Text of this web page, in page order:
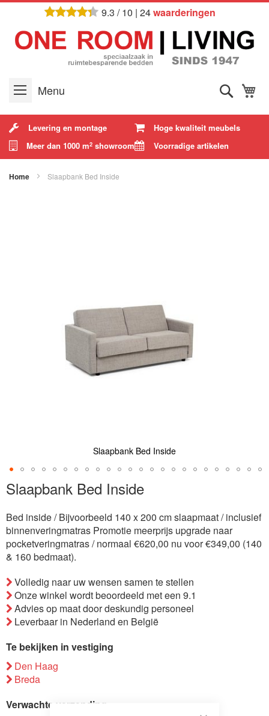
Ga
naar
de
inhoud
9.3 / 10 | 24waarderingen
Menu Zoek
Levering en montage
Hoge kwaliteit meubels
Meer dan 1000 m2 showroom Voorradige artikelen
Home Slaapbank Bed Inside
Slaapbank Bed Inside
Ga
naar
het
begin
van
de
afbeeldingen-
gallerij
Slaapbank Bed Inside
Bed inside / Bijvoorbeeld 140 x 200 cm slaapmaat / inclusief
binnenveringmatras Promotie meerprijs upgrade naar
pocketveringmatras / normaal €620,00 nu voor €349,00 (140
& 160 bedmaat).
Volledig naar uw wensen samen te stellen
Onze winkel wordt beoordeeld met een 9.1
Advies op maat door deskundig personeel
Leverbaar in Nederland en België
Te bekijken in vestiging
Den Haag
Breda
Verwachte verzending